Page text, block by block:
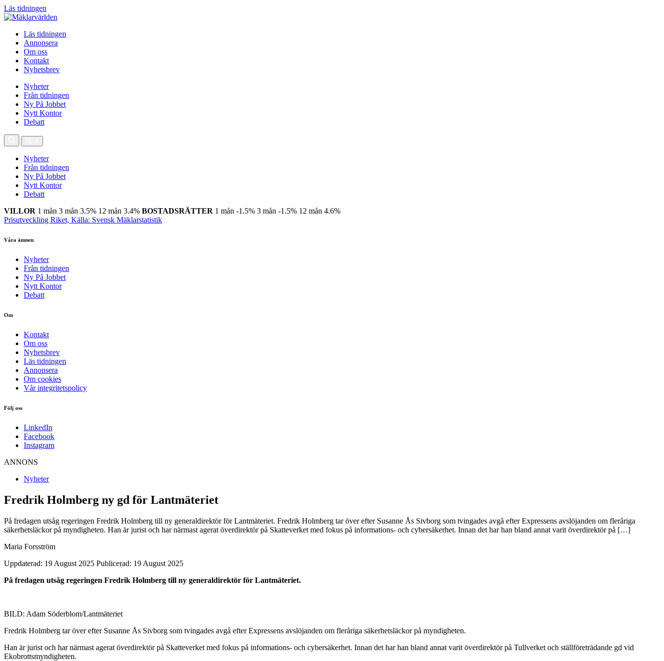
Läs tidningen
Läs tidningen
Annonsera
Om oss
Kontakt
Nyhetsbrev
Nyheter
Från tidningen
Ny På Jobbet
Nytt Kontor
Debatt
Nyheter
Från tidningen
Ny På Jobbet
Nytt Kontor
Debatt
VILLOR 1 mån 3 mån 3.5% 12 mån 3.4% BOSTADSRÄTTER 1 mån -1.5% 3 mån -1.5% 12 mån 4.6%
Prisutveckling Riket, Källa: Svensk Mäklarstatistik
Våra ämnen
Nyheter
Från tidningen
Ny På Jobbet
Nytt Kontor
Debatt
Om
Kontakt
Om oss
Nyhetsbrev
Läs tidningen
Annonsera
Om cookies
Vår integritetspolicy
Följ oss
LinkedIn
Facebook
Instagram
ANNONS
Nyheter
Fredrik Holmberg ny gd för Lantmäteriet
På fredagen utsåg regeringen Fredrik Holmberg till ny generaldirektör för Lantmäteriet. Fredrik Holmberg tar över efter Susanne Ås Sivborg som tvingades avgå efter Expressens avslöjanden om fleråriga
säkerhetsläckor på myndigheten. Han är jurist och har närmast agerat överdirektör på Skatteverket med fokus på informations- och cybersäkerhet. Innan det har han bland annat varit överdirektör på […]
Maria Forsström
Uppdaterad: 19 August 2025 Publicerad: 19 August 2025
På fredagen utsåg regeringen Fredrik Holmberg till ny generaldirektör för Lantmäteriet.
BILD: Adam Söderblom/Lantmäteriet
Fredrik Holmberg tar över efter Susanne Ås Sivborg som tvingades avgå efter Expressens avslöjanden om fleråriga säkerhetsläckor på myndigheten.
Han är jurist och har närmast agerat överdirektör på Skatteverket med fokus på informations- och cybersäkerhet. Innan det har han bland annat varit överdirektör på Tullverket och ställföreträdande gd vid
Ekobrottsmyndigheten.